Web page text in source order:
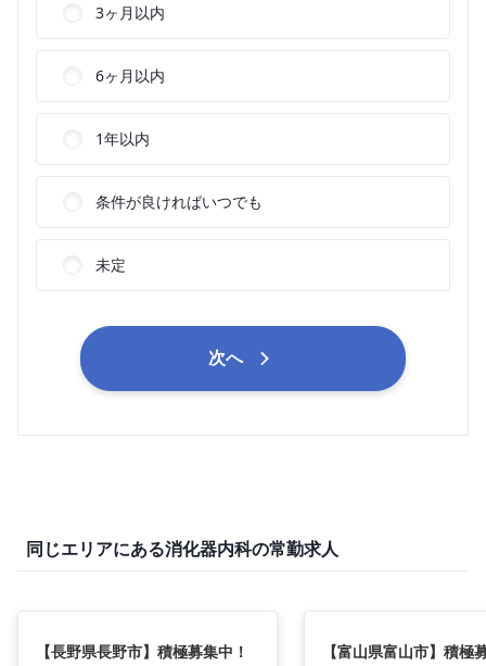
3ヶ月以内
6ヶ月以内
1年以内
条件が良ければいつでも
未定
次へ
同じエリアにある消化器内科の常勤求人
【長野県長野市】積極募集中！
【富山県富山市】積極